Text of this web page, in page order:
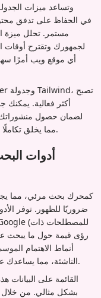
مستمر. تحلل ميزة
لجمهورك وتقترح أوقات
أي موقع ويب أمرًا
أكثر فعالية. يمكنك
مما يخلق تكاملًا قويًا بين الجدولة العضوية والترويج الاستراتيجي.
أدوات
ضروريًا للظهور. توفر
الناشئة، مما يساعدك على إنشاء محتوى في الوقت المناسب وذو صلة.
بشكل مثالي. من خلال